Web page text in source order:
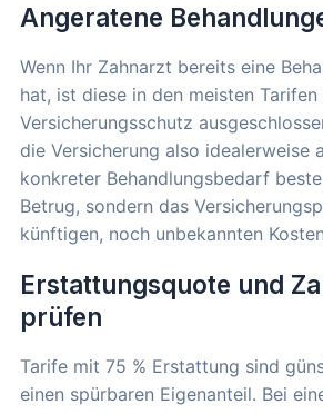
Angeratene
Wenn Ihr Zahnarzt bereits eine
hat, ist diese in den meisten Tarifen
Versicherungsschutz
die Versicherung also idealerweise
konkreter Behandlungsbedarf
Betrug, sondern das
künftigen, noch unbekannten
Erstattungsquote und
prüfen
Tarife mit 75 % Erstattung sind
einen spürbaren Eigenanteil. Bei